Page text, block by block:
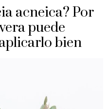
acneica? Por
puede
bien